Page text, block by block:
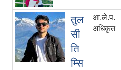
तुल
सी
ति
म्सि
आ.ले.प.
अधिकृत